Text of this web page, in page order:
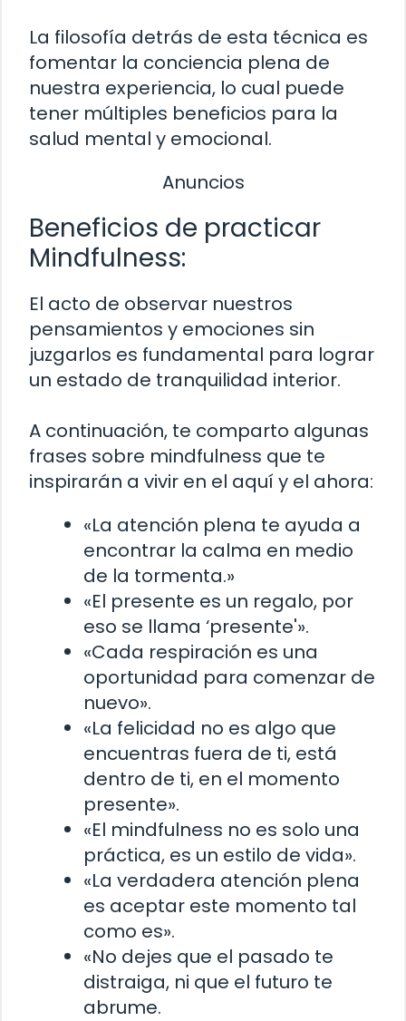
La filosofía detrás de esta técnica es
fomentar la conciencia plena de
nuestra experiencia, lo cual puede
tener múltiples beneficios para la
salud mental y emocional.
Anuncios
Beneficios de practicar
Mindfulness:
El acto de observar nuestros
pensamientos y emociones sin
juzgarlos es fundamental para lograr
un estado de tranquilidad interior.
A continuación, te comparto algunas
frases sobre mindfulness que te
inspirarán a vivir en el aquí y el ahora:
«La atención plena te ayuda a
encontrar la calma en medio
de la tormenta.»
«El presente es un regalo, por
eso se llama ‘presente'».
«Cada respiración es una
oportunidad para comenzar de
nuevo».
«La felicidad no es algo que
encuentras fuera de ti, está
dentro de ti, en el momento
presente».
«El mindfulness no es solo una
práctica, es un estilo de vida».
«La verdadera atención plena
es aceptar este momento tal
como es».
«No dejes que el pasado te
distraiga, ni que el futuro te
abrume.